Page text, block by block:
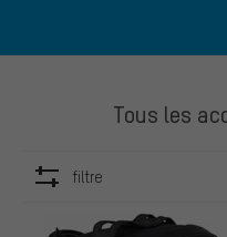
Tous les
filtre